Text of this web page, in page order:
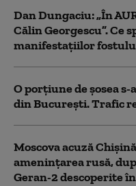
Dan Dungaciu: „În
Călin Georgescu”. Ce
manifestațiilor
O porțiune de șosea
din București. Trafic
Moscova acuză
amenințarea rusă,
Geran-2 descoperite